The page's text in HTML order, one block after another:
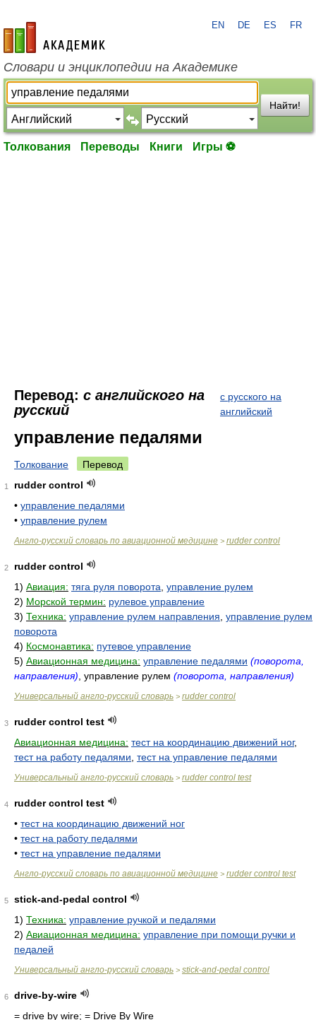
academic.ru
EN DE ES FR
Словари и энциклопедии на Академике
Найти!
Толкования Переводы Книги Игры ⚽
Перевод: с английского на
русский
с русского на
английский
управление педалями
Толкование Перевод
1
rudder control
• управление педалями
• управление рулем
Англо-русский словарь по авиационной медицине > rudder control
2
rudder control
1) Авиация: тяга руля поворота управление рулем
2) Морской термин: рулевое управление
3) Техника: управление рулем направления управление рулем
поворота
4) Космонавтика: путевое управление
5) Авиационная медицина: управление педалями (поворота,
направления) , управление рулем (поворота, направления)
Универсальный англо-русский словарь > rudder control
3
rudder control test
Авиационная медицина: тест на координацию движений ног,
тест на работу педалями тест на управление педалями
Универсальный англо-русский словарь > rudder control test
4
rudder control test
• тест на координацию движений ног
• тест на работу педалями
• тест на управление педалями
Англо-русский словарь по авиационной медицине > rudder control test
5
stick-and-pedal control
1) Техника: управление ручкой и педалями
2) Авиационная медицина: управление при помощи ручки и
педалей
Универсальный англо-русский словарь > stick-and-pedal control
6
drive-by-wire
= drive by wire; = Drive By Wire